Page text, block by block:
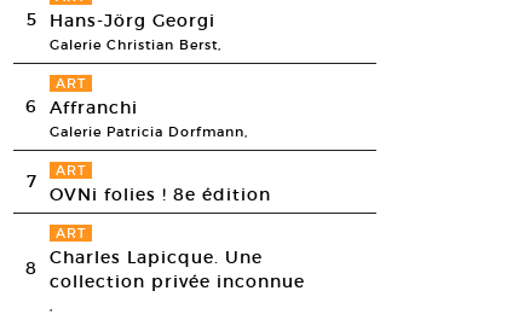
5 Hans-Jörg Georgi
Galerie Christian Berst,
6
ART
Affranchi
Galerie Patricia Dorfmann,
7 ART
OVNi folies ! 8e édition
8
ART
Charles Lapicque. Une
collection privée inconnue
,